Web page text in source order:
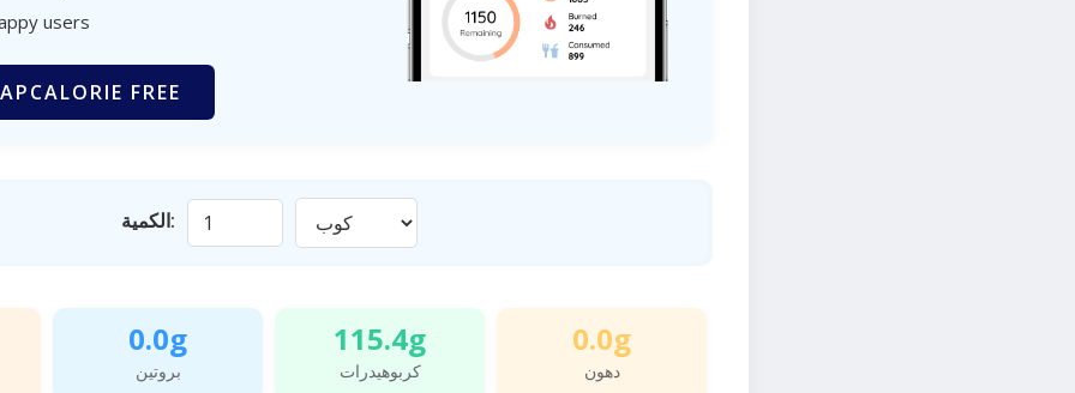
users
FREE
الكمية:
0.0g
بروتين
115.4g
كربوهيدرات
0.0g
دهون